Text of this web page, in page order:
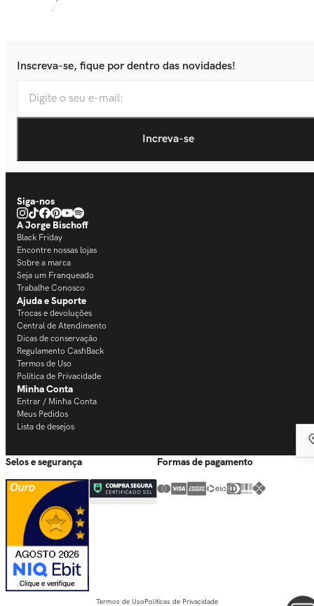
Inscreva-se, fique por dentro das novidades!
Siga-nos
A Jorge Bischoff
Black Friday
Encontre nossas lojas
Sobre a marca
Seja um Franqueado
Trabalhe Conosco
Ajuda e Suporte
Trocas e devoluções
Central de Atendimento
Dicas de conservação
Regulamento CashBack
Termos de Uso
Política de Privacidade
Minha Conta
Entrar / Minha Conta
Meus Pedidos
Lista de desejos
Selos e segurança Formas de pagamento
Termos de UsoPolíticas de Privacidade